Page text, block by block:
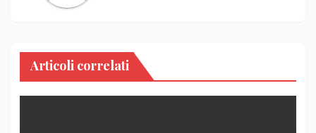
Articoli correlati